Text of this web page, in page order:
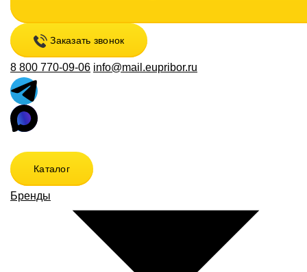
Заказать звонок
8 800 770-09-06 info@mail.eupribor.ru
Каталог
Бренды